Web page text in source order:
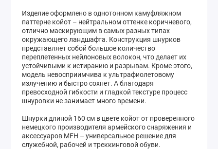
Изделие оформлено в однотонном камуфляжном
паттерне койот – нейтральном оттенке коричневого,
отлично маскирующим в самых разных типах
окружающего ландшафта. Конструкция шнурков
представляет собой большое количество
переплетенных нейлоновых волокон, что делает их
устойчивыми к истиранию и разрывам. Кроме этого,
модель невосприимчива к ультрафиолетовому
излучению и быстро сохнет. А благодаря
превосходной гибкости и гладкой текстуре процесс
шнуровки не занимает много времени.
Шнурки длиной 160 см в цвете койотот проверенного
немецкого производителя армейского снаряжения и
аксессуаров MFH – универсальное решение для
служебной, рабочей и треккинговой обуви.